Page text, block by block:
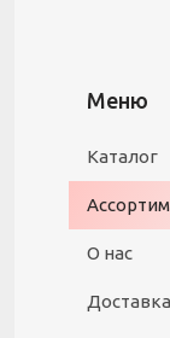
Каталог
О нас